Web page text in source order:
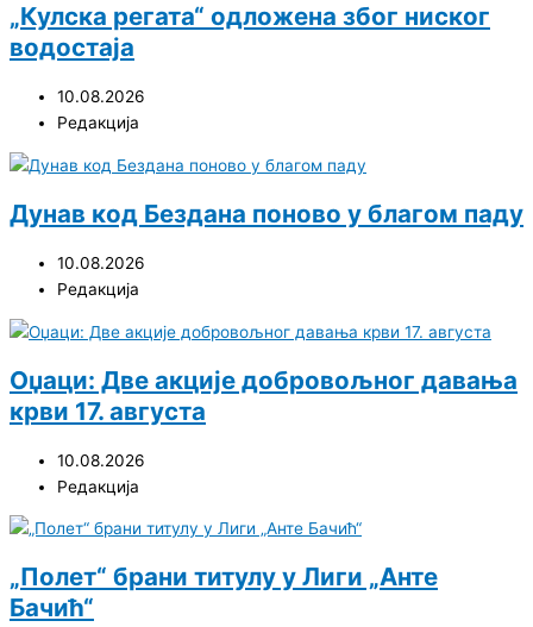
„Кулска регата“ одложена због ниског
водостаја
10.08.2026
Редакција
Дунав код Бездана поново у благом паду
10.08.2026
Редакција
Оџаци: Две акције добровољног давања
крви 17. августа
10.08.2026
Редакција
„Полет“ брани титулу у Лиги „Анте
Бачић“